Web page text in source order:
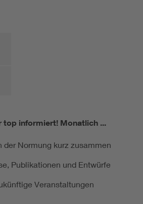
top informiert! Monatlich ...
Normung kurz zusammen
Publikationen und Entwürfe
Veranstaltungen